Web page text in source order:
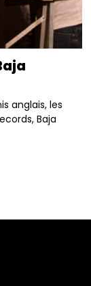
anglais, les
Baja